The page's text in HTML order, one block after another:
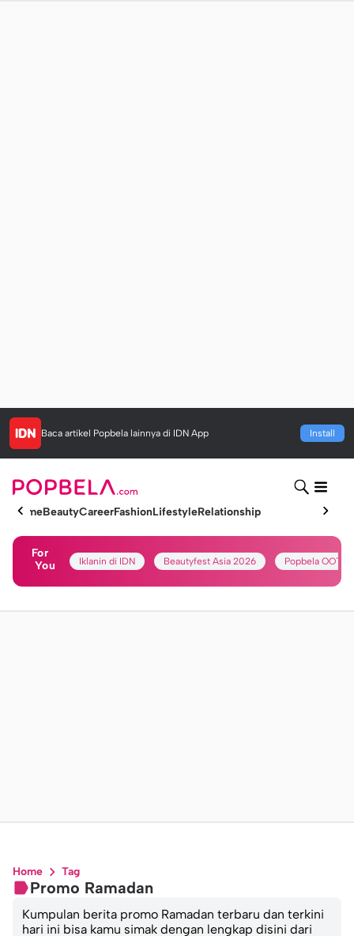
Baca artikel Popbela lainnya di IDN App Install
HomeBeautyCareerFashionLifestyleRelationship
For
You
Iklanin di IDN Beautyfest Asia 2026 Popbela OOTD
Home Tag
Promo Ramadan
Kumpulan berita promo Ramadan terbaru dan terkini
hari ini bisa kamu simak dengan lengkap disini dari